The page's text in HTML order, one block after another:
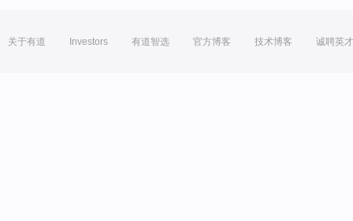
关于有道 Investors 有道智选 官方博客 技术博客 诚聘英才